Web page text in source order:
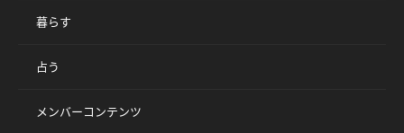
暮らす
占う
メンバーコンテンツ